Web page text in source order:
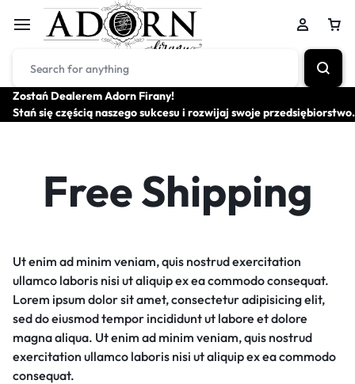
Zostań Dealerem Adorn Firany!
Stań się częścią naszego sukcesu i rozwijaj swoje przedsiębiorstwo.
Free Shipping
Ut enim ad minim veniam, quis nostrud exercitation
ullamco laboris nisi ut aliquip ex ea commodo consequat.
Lorem ipsum dolor sit amet, consectetur adipisicing elit,
sed do eiusmod tempor incididunt ut labore et dolore
magna aliqua. Ut enim ad minim veniam, quis nostrud
exercitation ullamco laboris nisi ut aliquip ex ea commodo
consequat.